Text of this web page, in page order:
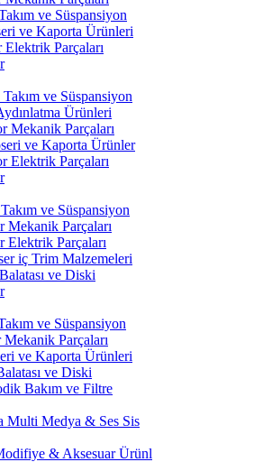
ve Süspansiyon
ve Kaporta Ürünleri
Parçaları
ve Süspansiyon
Ürünleri
Mekanik Parçaları
ve Kaporta Ürünler
Elektrik Parçaları
ve Süspansiyon
Mekanik Parçaları
Elektrik Parçaları
iç Trim Malzemeleri
ve Diski
ve Süspansiyon
Parçaları
ve Kaporta Ürünleri
ve Diski
Bakım ve Filtre
Multi Medya & Ses Sis
& Aksesuar Ürünl